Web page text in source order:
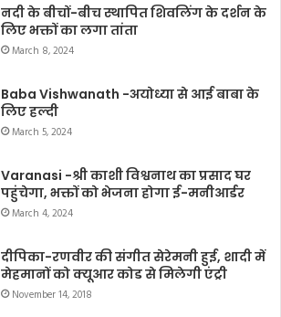
नदी के बीचों-बीच स्थापित शिवलिंग के दर्शन के
लिए भक्तों का लगा तांता
March 8, 2024
Baba Vishwanath -अयोध्या से आई बाबा के
लिए हल्दी
March 5, 2024
Varanasi -श्री काशी विश्वनाथ का प्रसाद घर
पहुंचेगा, भक्तों को भेजना होगा ई-मनीआर्डर
March 4, 2024
दीपिका-रणवीर की संगीत सेरेमनी हुई, शादी में
मेहमानों को क्यूआर कोड से मिलेगी एंट्री
November 14, 2018